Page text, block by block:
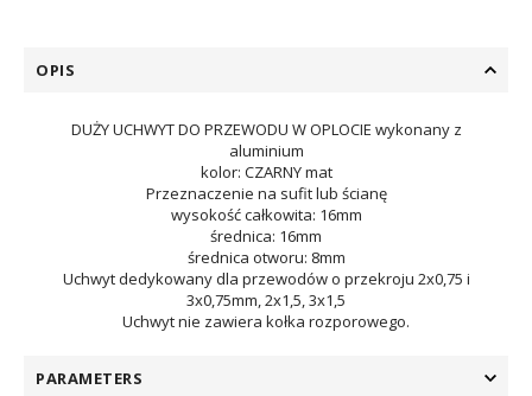
OPIS
DUŻY UCHWYT DO PRZEWODU W OPLOCIE wykonany z
aluminium
kolor: CZARNY mat
Przeznaczenie na sufit lub ścianę
wysokość całkowita: 16mm
średnica: 16mm
średnica otworu: 8mm
Uchwyt dedykowany dla przewodów o przekroju 2x0,75 i
3x0,75mm, 2x1,5, 3x1,5
Uchwyt nie zawiera kołka rozporowego.
PARAMETERS